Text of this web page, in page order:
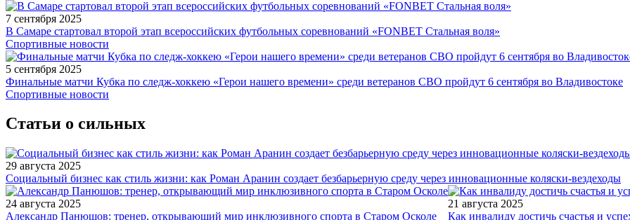
7 сентября 2025
В Самаре стартовал второй этап всероссийских футбольных соревнований «FONBET Стальная воля»
Спортивные новости
5 сентября 2025
Финальные матчи Кубка по следж-хоккею «Герои нашего времени» среди ветеранов СВО пройдут 6 сентября во Владивостоке
Спортивные новости
Статьи о сильных
29 августа 2025
Социальный бизнес как стиль жизни: как Роман Аранин создает безбарьерную среду через инновационные коляски-вездеходы
24 августа 2025
Александр Панюшов: тренер, открывающий мир инклюзивного спорта в Старом Осколе
21 августа 2025
Как инвалиду достичь счастья и